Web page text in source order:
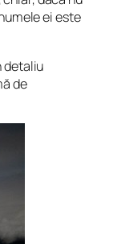
ei este
detaliu
de